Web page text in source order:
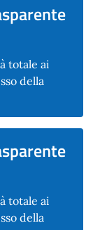
totale ai
della
totale ai
della